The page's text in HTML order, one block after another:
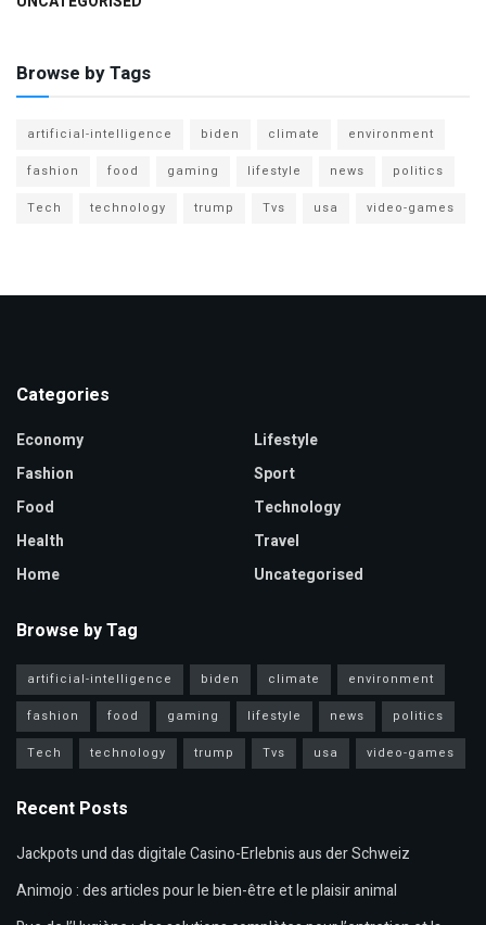
Browse by Tags
artificial-intelligence biden climate
environment
fashion
food gaming lifestyle news
politics
Tech
technology trump Tvs usa video-games
Categories
Economy
Fashion
Food
Health
Home
Lifestyle
Sport
Technology
Travel
Uncategorised
Browse by Tag
artificial-intelligence biden climate
environment
fashion
food gaming lifestyle news
politics
Tech
technology trump Tvs usa video-games
Recent Posts
Jackpots und das digitale Casino-Erlebnis aus der Schweiz
Animojo : des articles pour le bien-être et le plaisir animal